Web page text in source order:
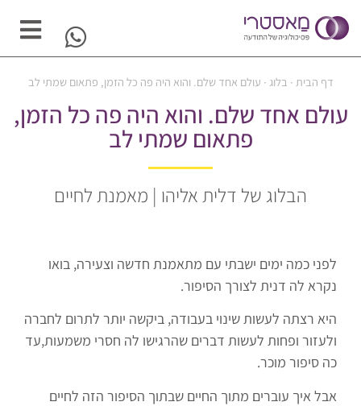
דף הבית ∙ בלוג ∙ עולם אחד שלם. והוא היה פה כל הזמן, פתאום שמתי לב
עולם אחד שלם. והוא היה פה כל הזמן,
פתאום שמתי לב
הבלוג של דלית אליהו | מאמנת לחיים
לפני כמה ימים ישבתי עם מתאמנת חדשה וצעירה, בואו
נקרא לה דנית לצורך הסיפור.
היא רצתה לעשות שינוי בעבודה, ביקשה יותר לתרום לחברה
ולעזור ופחות לעשות דברים שהרגישו לה חסרי משמעות,עד
כה סיפור מוכר.
אבל איך עוברים מתוך החיים שבתוך הסיפור הזה לחיים